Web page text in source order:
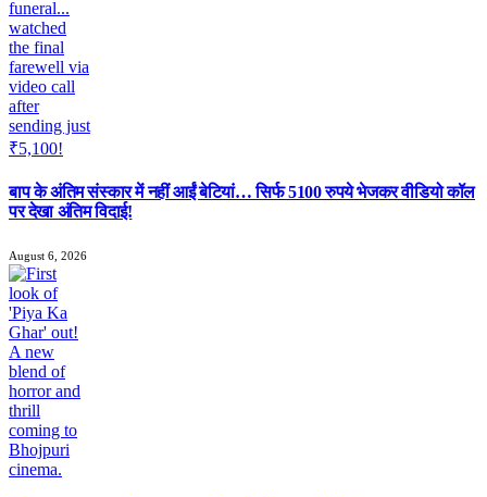
बाप के अंतिम संस्कार में नहीं आईं बेटियां… सिर्फ 5100 रुपये भेजकर वीडियो कॉल
पर देखा अंतिम विदाई!
August 6, 2026